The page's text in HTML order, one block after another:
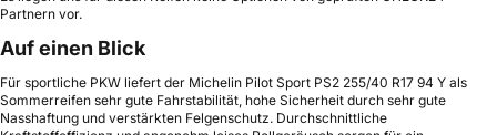
Partnern vor.
Auf einen Blick
Für sportliche PKW liefert der Michelin Pilot Sport PS2 255/40 R17 94 Y als
Sommerreifen sehr gute Fahrstabilität, hohe Sicherheit durch sehr gute
Nasshaftung und verstärkten Felgenschutz. Durchschnittliche